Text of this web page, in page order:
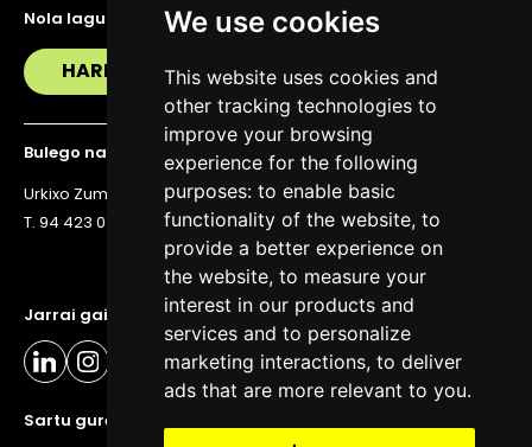
We use cookies
This website uses cookies and
other tracking technologies to
improve your browsing
experience for the following
purposes: to enable basic
functionality of the website, to
provide a better experience on
the website, to measure your
interest in our products and
services and to personalize
marketing interactions, to deliver
ads that are more relevant to you.
Jarrai gaitzazu eguneratuta egoteko
Sartu gure buletinera
Nola lagundu zaitzakegu?
HARREMANETAN JARRI
Bulego nagusia
Urkixo Zumarkalea 36, 6. solairua, 48011 Bilbo
T. 94 423 07 43